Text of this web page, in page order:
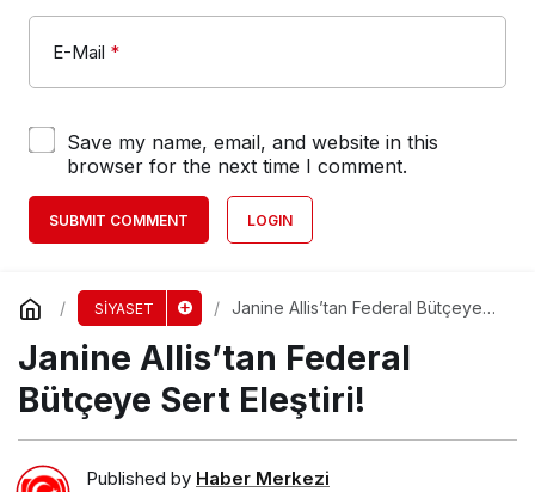
E-Mail *
Save my name, email, and website in this
browser for the next time I comment.
SUBMIT COMMENT LOGIN
SİYASET
Janine Allis’tan Federal Bütçeye
Janine Allis’tan Federal
Bütçeye Sert Eleştiri!
Published by Haber Merkezi